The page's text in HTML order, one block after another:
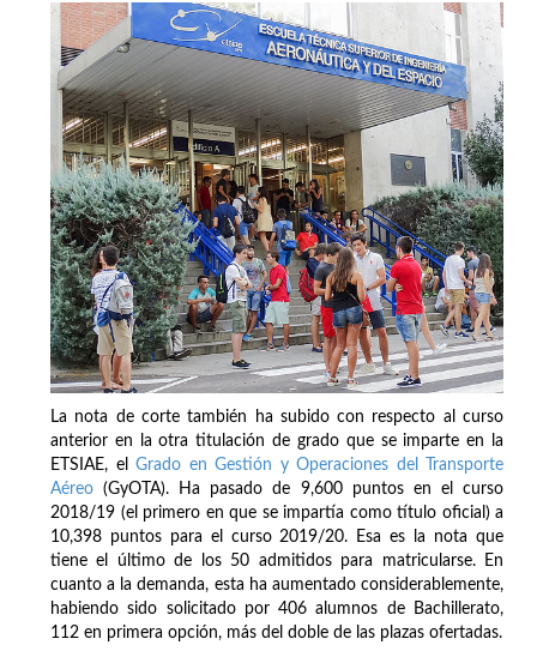
La nota de corte también ha subido con respecto al curso
anterior en la otra titulación de grado que se imparte en la
ETSIAE, el Grado en Gestión y Operaciones del Transporte
Aéreo (GyOTA). Ha pasado de 9,600 puntos en el curso
2018/19 (el primero en que se impartía como título oficial) a
10,398 puntos para el curso 2019/20. Esa es la nota que
tiene el último de los 50 admitidos para matricularse. En
cuanto a la demanda, esta ha aumentado considerablemente,
habiendo sido solicitado por 406 alumnos de Bachillerato,
112 en primera opción, más del doble de las plazas ofertadas.